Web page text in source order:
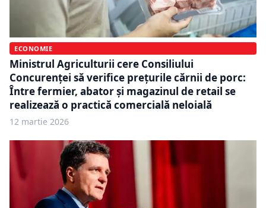
ECONOMIE
Ministrul Agriculturii cere Consiliului
Concurenței să verifice prețurile cărnii de porc:
Între fermier, abator şi magazinul de retail se
realizează o practică comercială neloială
12 martie 2026